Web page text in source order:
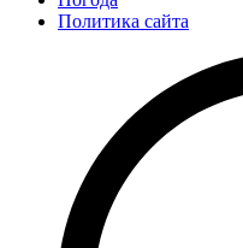
Политика сайта